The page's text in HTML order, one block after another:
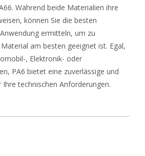
Während beide Materialien ihre
können Sie die besten
ermitteln, um zu
am besten geeignet ist. Egal,
, Elektronik- oder
PA6 bietet eine zuverlässige und
technischen Anforderungen.